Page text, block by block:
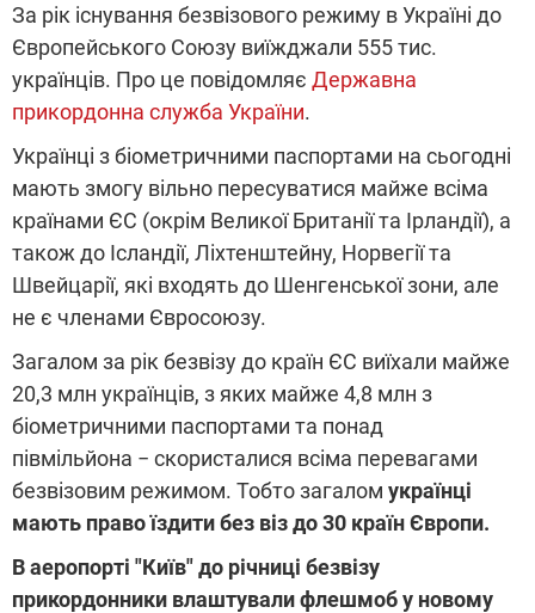
За рік існування безвізового режиму в Україні до
Європейського Союзу виїжджали 555 тис.
українців. Про це повідомляє Державна
прикордонна служба України.
Українці з біометричними паспортами на сьогодні
мають змогу вільно пересуватися майже всіма
країнами ЄС (окрім Великої Британії та Ірландії), а
також до Ісландії, Ліхтенштейну, Норвегії та
Швейцарії, які входять до Шенгенської зони, але
не є членами Євросоюзу.
Загалом за рік безвізу до країн ЄС виїхали майже
20,3 млн українців, з яких майже 4,8 млн з
біометричними паспортами та понад
півмільйона − скористалися всіма перевагами
безвізовим режимом. Тобто загалом українці
мають право їздити без віз до 30 країн Європи.
В аеропорті "Київ" до річниці безвізу
прикордонники влаштували флешмоб у новому